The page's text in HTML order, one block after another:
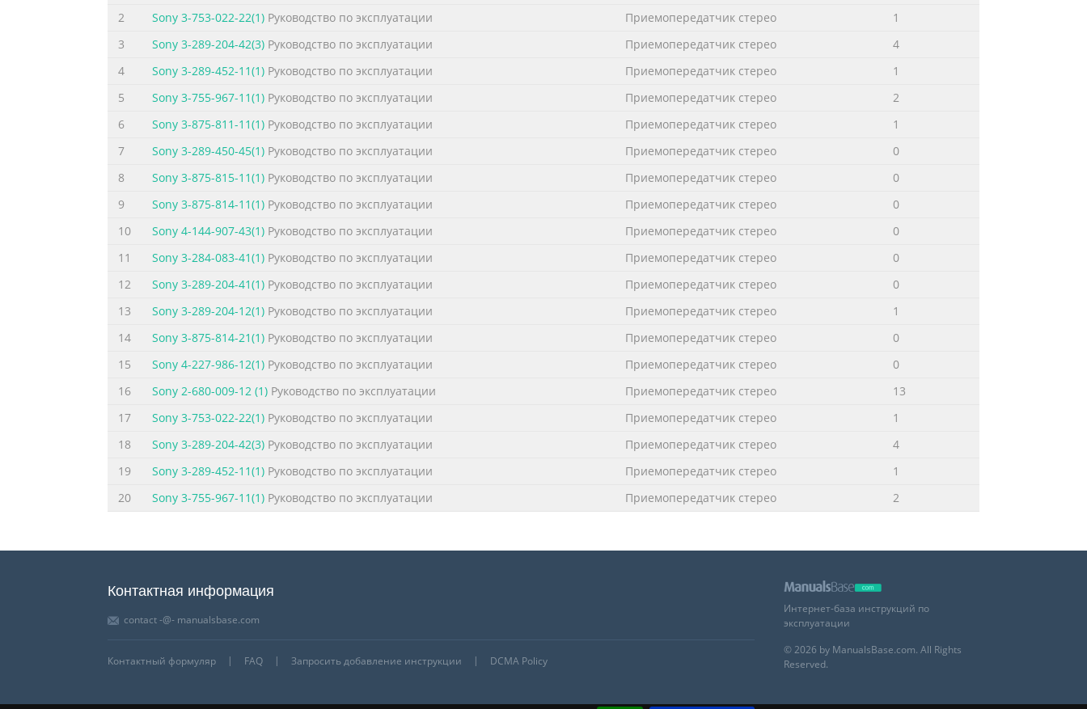
2
Sony 3-753-022-22(1) Руководство по эксплуатации Приемопередатчик стерео
1
3
Sony 3-289-204-42(3) Руководство по эксплуатации Приемопередатчик стерео
4
4
Sony 3-289-452-11(1) Руководство по эксплуатации Приемопередатчик стерео
1
5
Sony 3-755-967-11(1) Руководство по эксплуатации Приемопередатчик стерео
2
6
Sony 3-875-811-11(1) Руководство по эксплуатации Приемопередатчик стерео
1
7
Sony 3-289-450-45(1) Руководство по эксплуатации Приемопередатчик стерео
0
8
Sony 3-875-815-11(1) Руководство по эксплуатации Приемопередатчик стерео
0
9
Sony 3-875-814-11(1) Руководство по эксплуатации Приемопередатчик стерео
0
10
Sony 4-144-907-43(1) Руководство по эксплуатации Приемопередатчик стерео
0
11
Sony 3-284-083-41(1) Руководство по эксплуатации Приемопередатчик стерео
0
12
Sony 3-289-204-41(1) Руководство по эксплуатации Приемопередатчик стерео
0
13
Sony 3-289-204-12(1) Руководство по эксплуатации Приемопередатчик стерео
1
14
Sony 3-875-814-21(1) Руководство по эксплуатации Приемопередатчик стерео
0
15
Sony 4-227-986-12(1) Руководство по эксплуатации Приемопередатчик стерео
0
16
Sony 2-680-009-12 (1) Руководство по эксплуатации Приемопередатчик стерео
13
17
Sony 3-753-022-22(1) Руководство по эксплуатации Приемопередатчик стерео
1
18
Sony 3-289-204-42(3) Руководство по эксплуатации Приемопередатчик стерео
4
19
Sony 3-289-452-11(1) Руководство по эксплуатации Приемопередатчик стерео
1
20
Sony 3-755-967-11(1) Руководство по эксплуатации Приемопередатчик стерео 2
Контактная информация
contact -@- manualsbase.com
Контактный формуляр FAQ Запросить добавление инструкции DCMA Policy
Интернет-база инструкций по
эксплуатации
© 2026 by ManualsBase.com. All Rights
Reserved.